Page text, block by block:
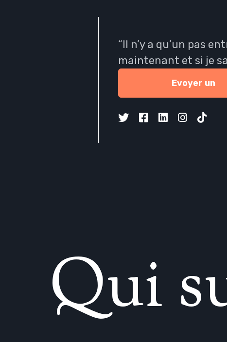
“Il n’y a qu’un pas
maintenant et si je
Evoyer un
message
Qui s